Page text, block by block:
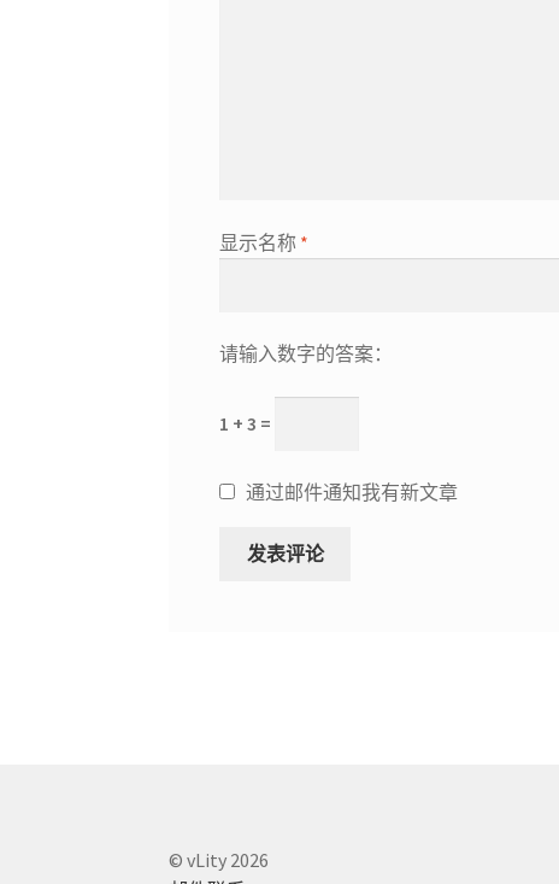
显示名称 *
请输入数字的答案：
1 + 3 =
通过邮件通知我有新文章
© vLity 2026